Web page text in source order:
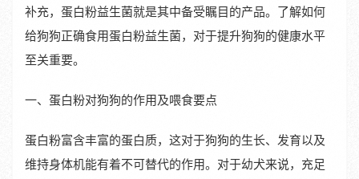
补充，蛋白粉益生菌就是其中备受瞩目的产品。了解如何
给狗狗正确食用蛋白粉益生菌，对于提升狗狗的健康水平
至关重要。
一、蛋白粉对狗狗的作用及喂食要点
蛋白粉富含丰富的蛋白质，这对于狗狗的生长、发育以及
维持身体机能有着不可替代的作用。对于幼犬来说，充足